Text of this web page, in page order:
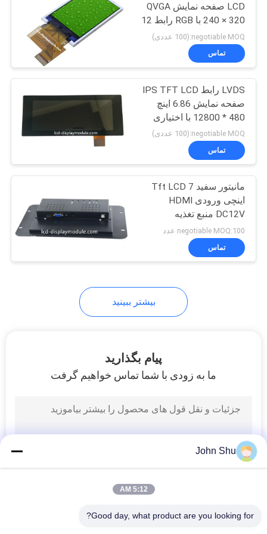
LCD صفحه نمایش QVGA
240 × 320 با RGB رابط 12
ساعت O &#39;
negotiable MOQ:(100 عددی)
تماس
LVDS رابط IPS TFT LCD
صفحه نمایش 6.86 اینچ
480 * 12800 با اختیاری
CTP
negotiable MOQ:(100 عددی)
تماس
مانیتور سفید Tft LCD 7
اینچی ورودی HDMI
DC12V منبع تغذیه
250cd/M2
negotiable MOQ:100 عدد
تماس
بیشتر ببینید
پیام بگذارید
ما به زودی با شما تماس خواهیم گرفت
John Shu
5:12 AM
Good day, what product are you looking for?